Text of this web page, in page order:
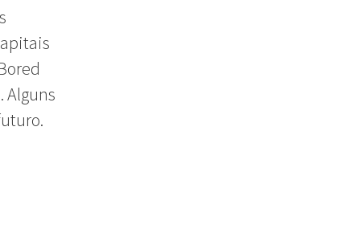
Alguns